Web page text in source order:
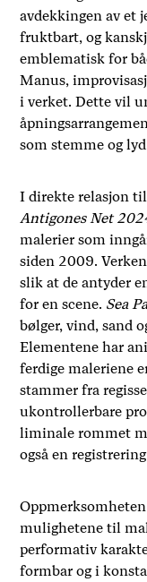
avdekkingen av et
fruktbart, og
emblematisk for
Manus,
i verket. Dette vil
som stemme og
I direkte relasjon
Antigones Net
malerier som
siden 2009.
slik at de antyder
for en scene. Sea
bølger, vind, sand
Elementene har
ferdige maleriene
stammer fra
ukontrollerbare
liminale rommet
også en
mulighetene til
performativ
formbar og i